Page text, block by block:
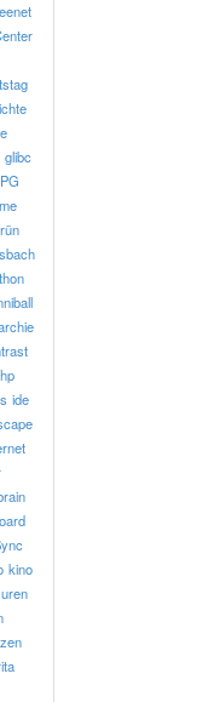
glibc
hp
ide
kino